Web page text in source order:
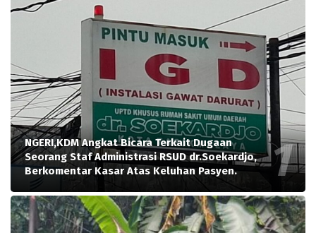
NGERI,KDM Angkat Bicara Terkait Dugaan
Seorang Staf Administrasi RSUD dr.Soekardjo,
Berkomentar Kasar Atas Keluhan Pasyen.